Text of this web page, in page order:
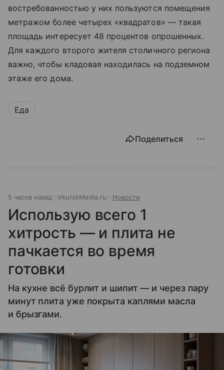
востребованностью у них пользуются помещения
метражом более четырех «квадратов» — такая
площадь интересует 48 процентов опрошенных.
Для каждого второго жителя столичного региона
важно, чтобы кладовая находилась на подземном
этаже его дома.
Еда
Поделиться
5 часов назад IrkutskMedia.ru Новости
Использую всего 1
хитрость — и плита не
пачкается во время
готовки
На кухне всё бурлит и шипит — и через пару
минут плита уже покрыта каплями масла
и брызгами.